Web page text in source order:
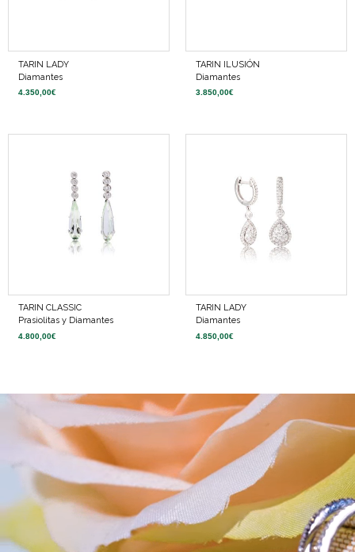
TARIN LADY
Diamantes
4.350,00€
TARIN ILUSIÓN
Diamantes
3.850,00€
TARIN CLASSIC
Prasiolitas y Diamantes
4.800,00€
TARIN LADY
Diamantes
4.850,00€